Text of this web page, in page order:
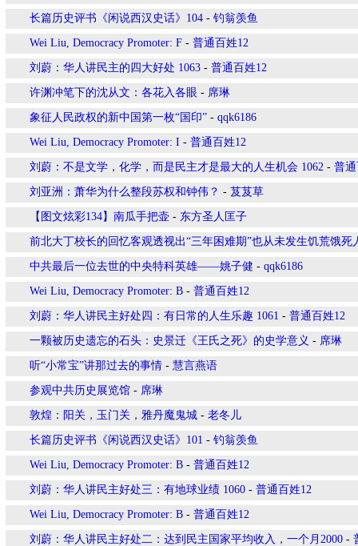
长篇历史评书《闲说西汉史话》104 - 钓翁羡鱼
Wei Liu, Democracy Promoter: F - 普通百姓12
刘蔚：华人讲民主的四大好处 1063 - 普通百姓12
许渊冲笔下的沈从文：各花入各眼 - 席琳
象征人民政权的新中国第一枚“国印” - qqk6186
Wei Liu, Democracy Promoter: I - 普通百姓12
刘蔚：不是文学，化学，而是民主才是最大的人生机会 1062 - 普
刘亚洲：萧华为什么整段苏权和钟伟？ - 芨芨草
【图文炫彩134】南瓜手把壶 - 东方圣人匡子
前北大丁校长的回忆客观透视出“三年困难期”也从未发生饥荒饿死
中共最后一位去世的中央特科英雄——姚子健 - qqk6186
Wei Liu, Democracy Promoter: B - 普通百姓12
刘蔚：华人讲民主好处四：有日常的人生乐趣 1061 - 普通百姓12
一颗被历史遗忘的石头：史景迁《王氏之死》的史学意义 - 席琳
听“小常宝”讲那过去的事情 - 慧言燕语
参观中共历史展览馆 - 席琳
敦煌：阳关，玉门关，雅丹魔鬼城 - 老冬儿
长篇历史评书《闲说西汉史话》101 - 钓翁羡鱼
Wei Liu, Democracy Promoter: B - 普通百姓12
刘蔚：华人讲民主好处三：有地球业绩 1060 - 普通百姓12
Wei Liu, Democracy Promoter: B - 普通百姓12
刘蔚：华人讲民主好处二：达到民主国家平均收入，一个月2000 -